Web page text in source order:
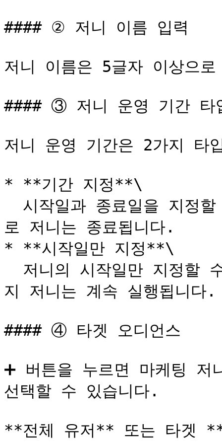
#### ② 저니 이름 입력
저니 이름은 5글자 이상으
#### ③ 저니 운영 기간 타
저니 운영 기간은 2가지 타
* **기간 지정**\
로 저니는 종료됩니다.
* **시작일만 지정**\
지 저니는 계속 실행됩니다.
#### ④ 타겟 오디언스
➕ 버튼을 누르면 마케팅 저
선택할 수 있습니다.
**전체 유저** 또는 타겟